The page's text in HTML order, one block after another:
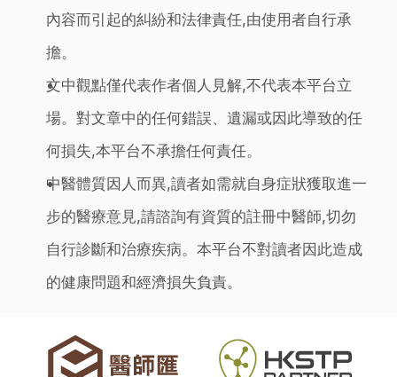
內容而引起的糾紛和法律責任,由使用者自行承
擔。
文中觀點僅代表作者個人見解,不代表本平台立
場。對文章中的任何錯誤、遺漏或因此導致的任
何損失,本平台不承擔任何責任。
中醫體質因人而異,讀者如需就自身症狀獲取進一
步的醫療意見,請諮詢有資質的註冊中醫師,切勿
自行診斷和治療疾病。本平台不對讀者因此造成
的健康問題和經濟損失負責。